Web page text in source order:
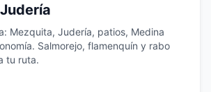
Mezquita, Judería, patios, Medina
Salmorejo, flamenquín y rabo
tu ruta.